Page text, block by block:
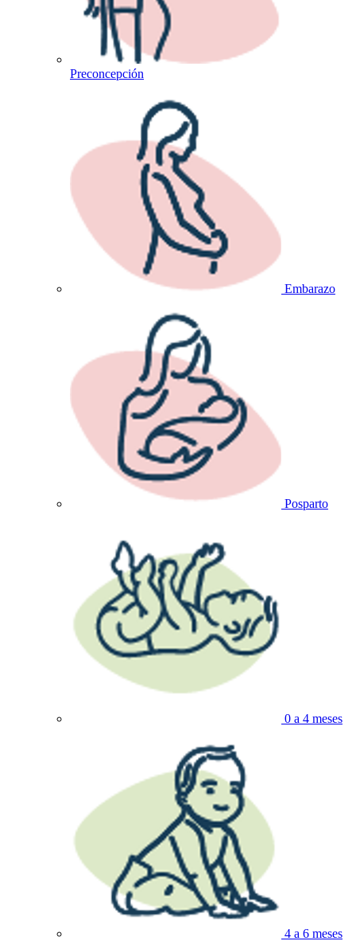
Preconcepción
Embarazo
Posparto
0 a 4 meses
4 a 6 meses